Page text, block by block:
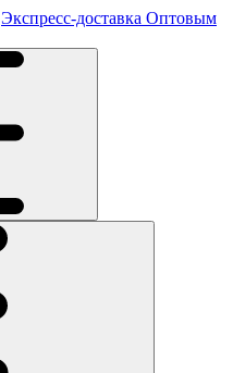
Экспресс-доставка Оптовым